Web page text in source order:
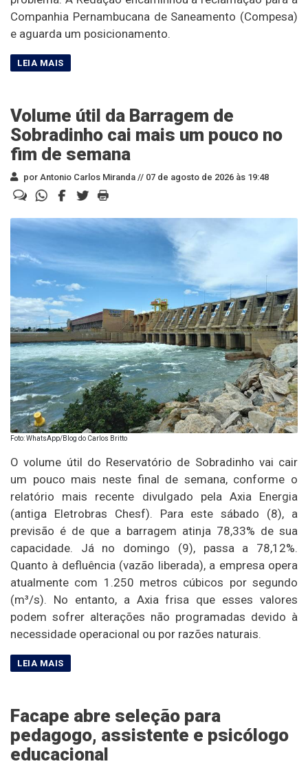
Companhia Pernambucana de Saneamento (Compesa)
e aguarda um posicionamento.
Volume útil da Barragem de
Sobradinho cai mais um pouco no
fim de semana
por Antonio Carlos Miranda // 07 de agosto de 2026 às 19:48
Foto: WhatsApp/Blog do Carlos Britto
O volume útil do Reservatório de Sobradinho vai cair
um pouco mais neste final de semana, conforme o
relatório mais recente divulgado pela Axia Energia
(antiga Eletrobras Chesf). Para este sábado (8), a
previsão é de que a barragem atinja 78,33% de sua
capacidade. Já no domingo (9), passa a 78,12%.
Quanto à defluência (vazão liberada), a empresa opera
atualmente com 1.250 metros cúbicos por segundo
(m³/s). No entanto, a Axia frisa que esses valores
podem sofrer alterações não programadas devido à
necessidade operacional ou por razões naturais.
Facape abre seleção para
pedagogo, assistente e psicólogo
educacional